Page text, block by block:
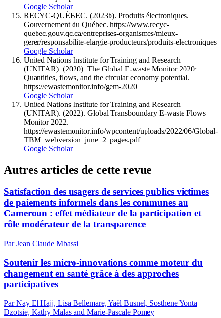
Google Scholar
RECYC-QUÉBEC. (2023b). Produits électroniques.
Gouvernement du Québec. https://www.recyc-
quebec.gouv.qc.ca/entreprises-organismes/mieux-
gerer/responsabilite-elargie-producteurs/produits-electroniques
Google Scholar
United Nations Institute for Training and Research
(UNITAR). (2020). The Global E-waste Monitor 2020:
Quantities, flows, and the circular economy potential.
https://ewastemonitor.info/gem-2020
Google Scholar
United Nations Institute for Training and Research
(UNITAR). (2022). Global Transboundary E-waste Flows
Monitor 2022.
https://ewastemonitor.info/wpcontent/uploads/2022/06/Global-
TBM_webversion_june_2_pages.pdf
Google Scholar
Autres articles de cette revue
Satisfaction des usagers de services publics victimes
de paiements informels dans les communes au
Cameroun : effet médiateur de la participation et
rôle modérateur de la transparence
Par Jean Claude Mbassi
Soutenir les micro-innovations comme moteur du
changement en santé grâce à des approches
participatives
Par Nay El Hajj, Lisa Bellemare, Yaël Busnel, Sosthene Yonta
Dzotsie, Kathy Malas and Marie-Pascale Pomey